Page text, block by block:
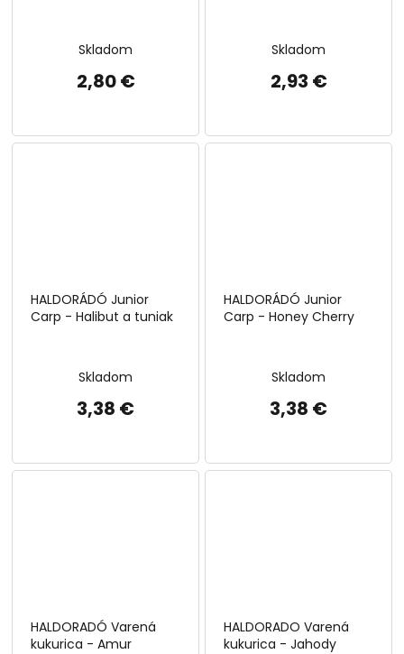
Skladom
2,80 €
Skladom
2,93 €
HALDORÁDÓ Junior
Carp - Halibut a tuniak
Skladom
3,38 €
HALDORÁDÓ Junior
Carp - Honey Cherry
Skladom
3,38 €
HALDORADÓ Varená
kukurica - Amur
HALDORADO Varená
kukurica - Jahody